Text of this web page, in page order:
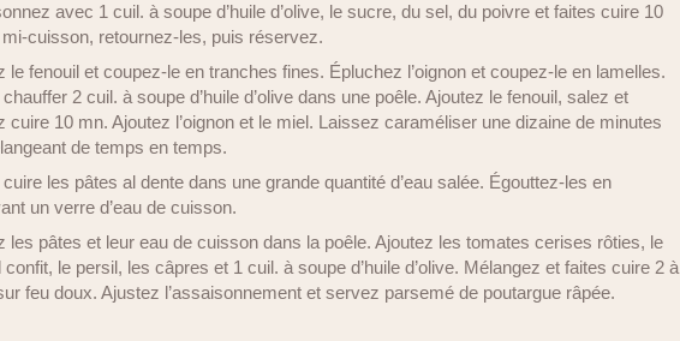
avec 1 cuil. à soupe d’huile d’olive, le sucre, du sel, du poivre et faites cuire 10
cuisson, retournez-les, puis réservez.
le fenouil et coupez-le en tranches fines. Épluchez l’oignon et coupez-le en lamelles.
2 cuil. à soupe d’huile d’olive dans une poêle. Ajoutez le fenouil, salez et
cuire 10 mn. Ajoutez l’oignon et le miel. Laissez caraméliser une dizaine de minutes
de temps en temps.
les pâtes al dente dans une grande quantité d’eau salée. Égouttez-les en
un verre d’eau de cuisson.
les pâtes et leur eau de cuisson dans la poêle. Ajoutez les tomates cerises rôties, le
confit, le persil, les câpres et 1 cuil. à soupe d’huile d’olive. Mélangez et faites cuire 2 à
feu doux. Ajustez l’assaisonnement et servez parsemé de poutargue râpée.